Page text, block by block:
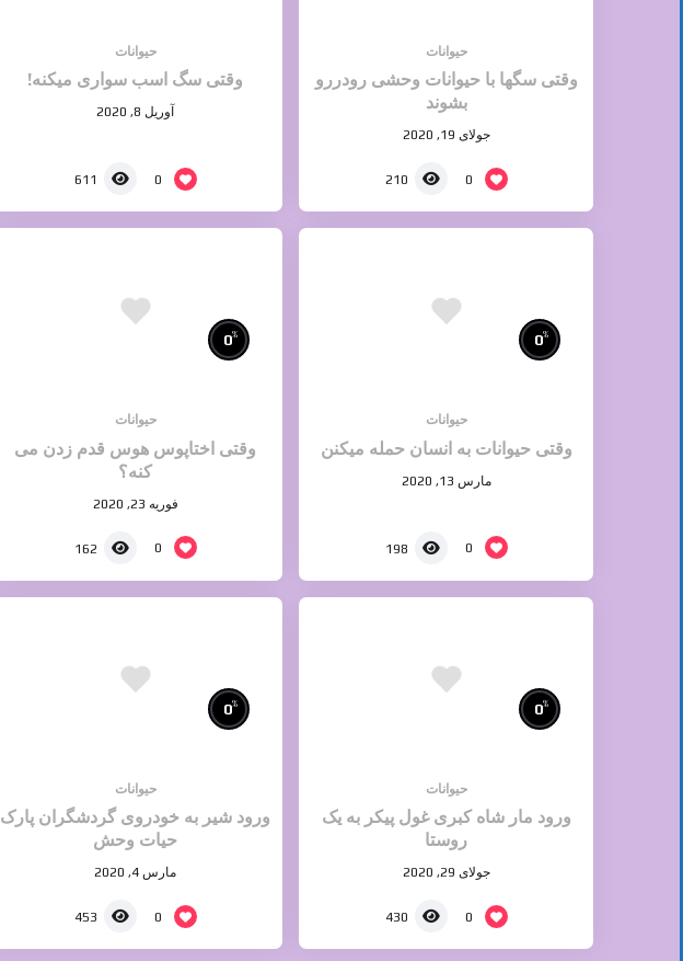
حیوانات
وقتی سگها با حیوانات وحشی رودررو
بشوند
جولای 19, 2020
0
210
حیوانات
وقتی سگ اسب سواری میکنه!
آوریل 8, 2020
0
611
0%
حیوانات
وقتی حیوانات به انسان حمله میکنن
مارس 13, 2020
0
198
0%
حیوانات
وقتی اختاپوس هوس قدم زدن می
کنه؟
فوریه 23, 2020
0
162
0%
حیوانات
ورود مار شاه کبری غول پیکر به یک
روستا
جولای 29, 2020
0
430
0%
حیوانات
ورود شیر به خودروی گردشگران پارک
حیات وحش
مارس 4, 2020
0
453